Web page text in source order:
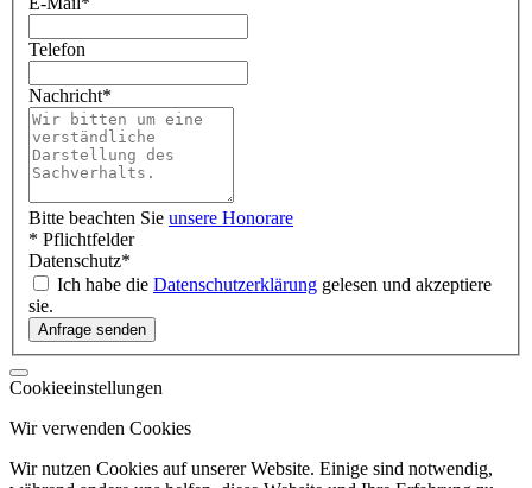
Telefon
Nachricht*
Bitte beachten Sie unsere Honorare
* Pflichtfelder
Datenschutz*
Ich habe die Datenschutzerklärung gelesen und akzeptiere
sie.
Cookieeinstellungen
Wir verwenden Cookies
Wir nutzen Cookies auf unserer Website. Einige sind notwendig,